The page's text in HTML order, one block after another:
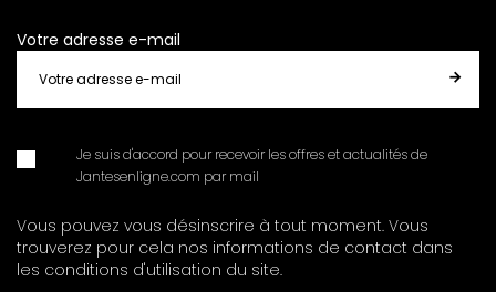
Votre adresse e-mail
Je suis d'accord pour recevoir les offres et actualités de
Jantesenligne.com par mail
Vous pouvez vous désinscrire à tout moment. Vous
trouverez pour cela nos informations de contact dans
les conditions d'utilisation du site.